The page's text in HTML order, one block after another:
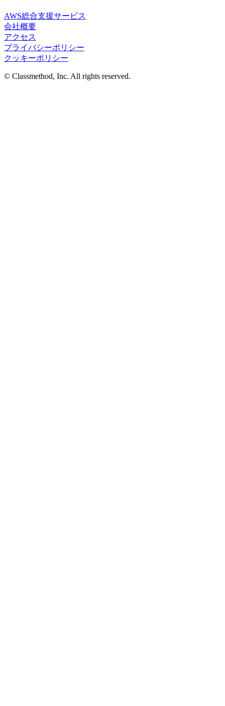
AWS総合支援サービス
会社概要
アクセス
プライバシーポリシー
クッキーポリシー
© Classmethod, Inc. All rights reserved.